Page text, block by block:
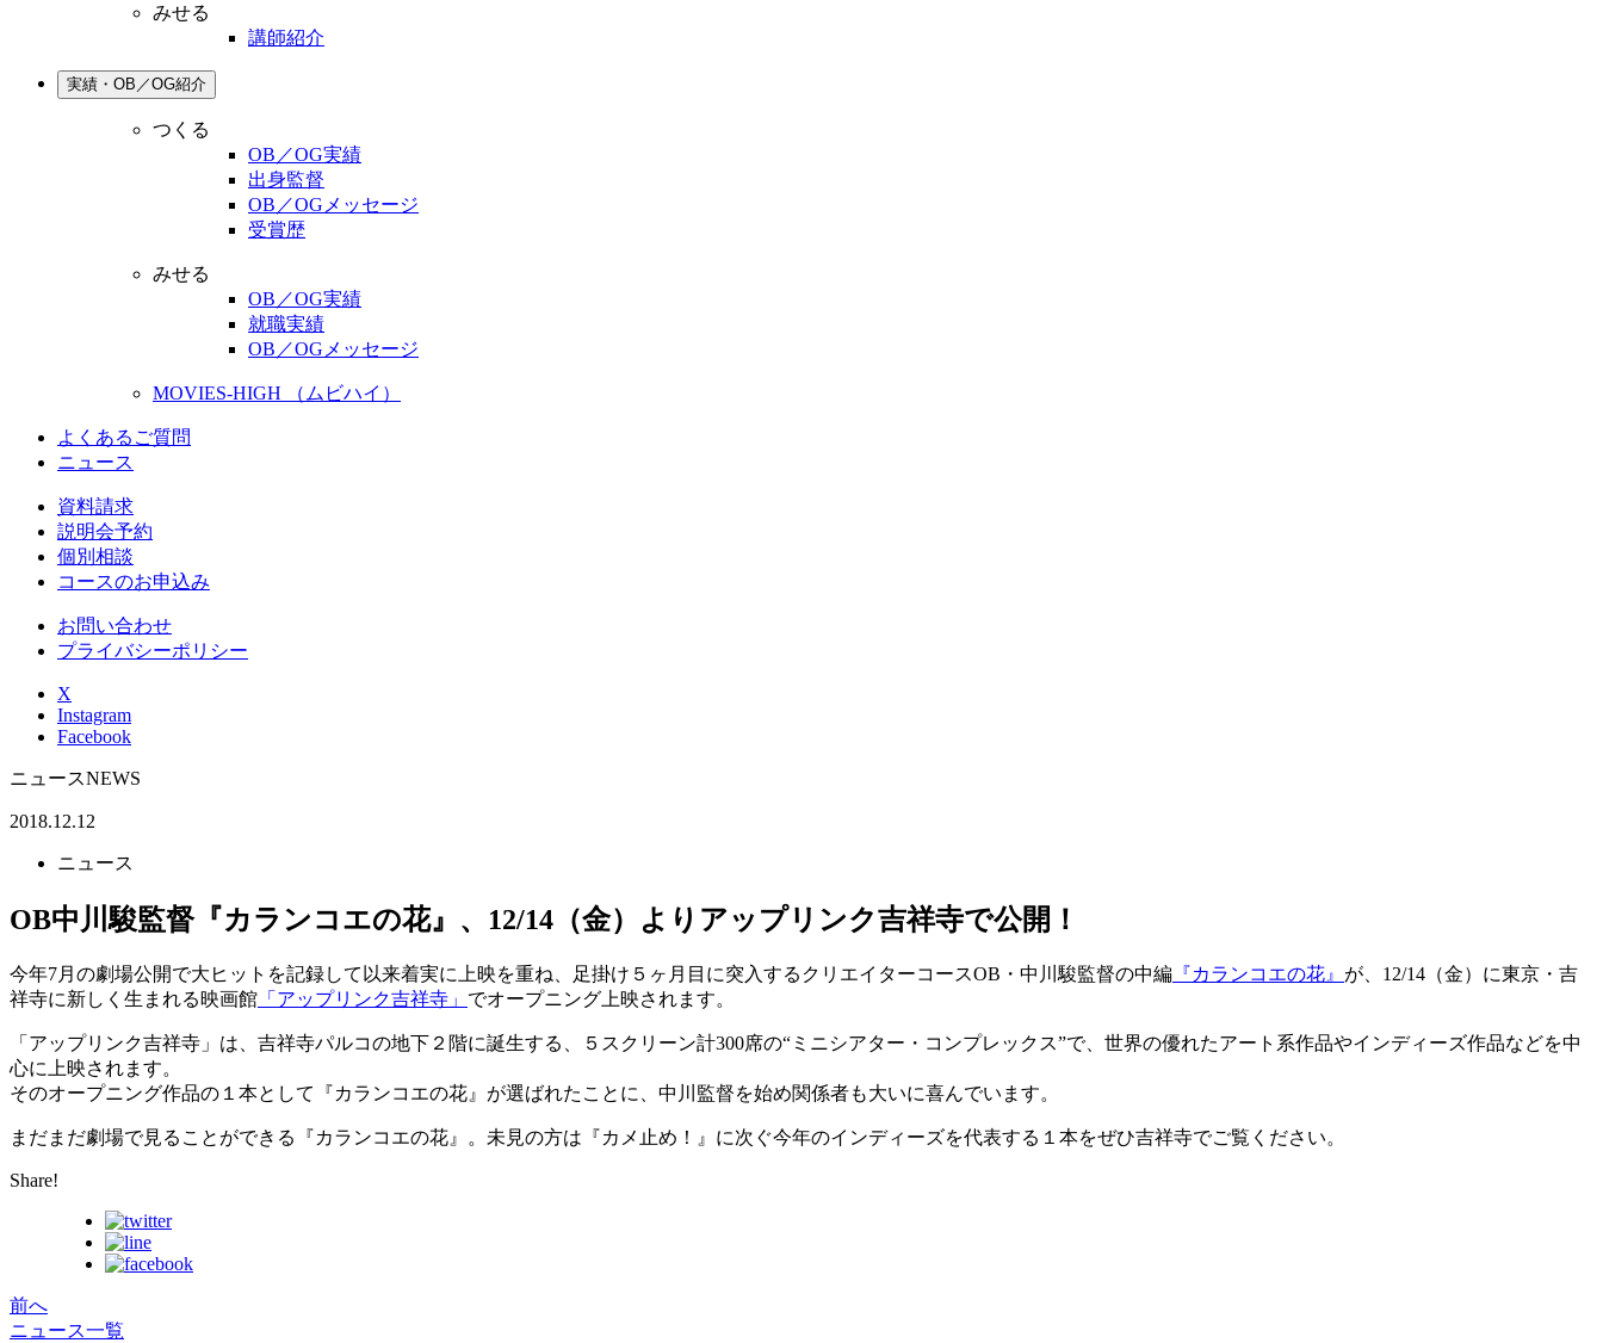
みせる
講師紹介
実績・OB／OG紹介
つくる
OB／OG実績
出身監督
OB／OGメッセージ
受賞歴
みせる
OB／OG実績
就職実績
OB／OGメッセージ
MOVIES-HIGH （ムビハイ）
よくあるご質問
ニュース
資料請求
説明会予約
個別相談
コースのお申込み
お問い合わせ
プライバシーポリシー
X
Instagram
Facebook
ニュースNEWS
2018.12.12
ニュース
OB中川駿監督『カランコエの花』、12/14（金）よりアップリンク吉祥寺で公開！
今年7月の劇場公開で大ヒットを記録して以来着実に上映を重ね、足掛け５ヶ月目に突入するクリエイターコースOB・中川駿監督の中編 『カランコエの花』 が、12/14（金）に東京・吉
祥寺に新しく生まれる映画館 「アップリンク吉祥寺」 でオープニング上映されます。
「アップリンク吉祥寺」は、吉祥寺パルコの地下２階に誕生する、５スクリーン計300席の“ミニシアター・コンプレックス”で、世界の優れたアート系作品やインディーズ作品などを中
心に上映されます。
そのオープニング作品の１本として『カランコエの花』が選ばれたことに、中川監督を始め関係者も大いに喜んでいます。
まだまだ劇場で見ることができる『カランコエの花』。未見の方は『カメ止め！』に次ぐ今年のインディーズを代表する１本をぜひ吉祥寺でご覧ください。
Share!
前へ
ニュース一覧